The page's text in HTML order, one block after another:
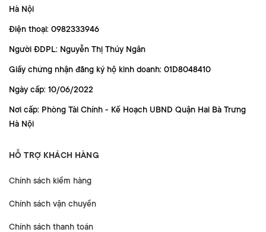
Hà Nội
Điện thoại: 0982333946
Người ĐDPL: Nguyễn Thị Thúy Ngân
Giấy chứng nhận đăng ký hộ kinh doanh: 01D8048410
Ngày cấp: 10/06/2022
Nơi cấp: Phòng Tài Chính - Kế Hoạch UBND Quận Hai Bà Trưng
Hà Nội
HỖ TRỢ KHÁCH HÀNG
Chính sách kiểm hàng
Chính sách vận chuyển
Chính sách thanh toán